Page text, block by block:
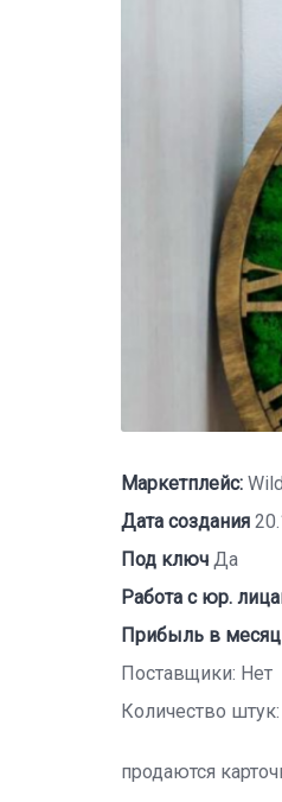
Маркетплейс:
Дата создания
Под ключ Да
Работа с юр.
Прибыль в месяц
Поставщики: Нет
Количество
продаются